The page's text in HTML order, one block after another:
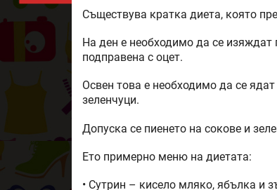
Съществува кратка диета, която
На ден е необходимо да се изяждат
подправена с оцет.
Освен това е необходимо да се
зеленчуци.
Допуска се пиенето на сокове и
Ето примерно меню на диетата:
• Сутрин – кисело мляко, ябълка и